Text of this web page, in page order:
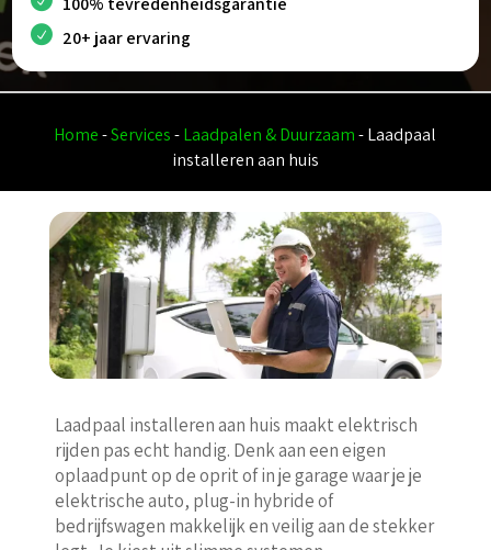
20+ jaar ervaring
Home-Services-Laadpalen & Duurzaam-Laadpaal
installeren aan huis
Laadpaal installeren aan huis maakt elektrisch
rijden pas echt handig. Denk aan een eigen
oplaadpunt op de oprit of in je garage waar je je
elektrische auto, plug-in hybride of
bedrijfswagen makkelijk en veilig aan de stekker